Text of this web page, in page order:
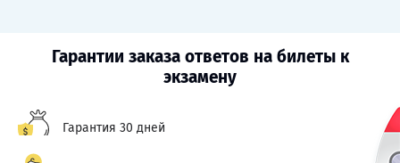
Гарантии заказа ответов на билеты к
экзамену
Гарантия 30 дней